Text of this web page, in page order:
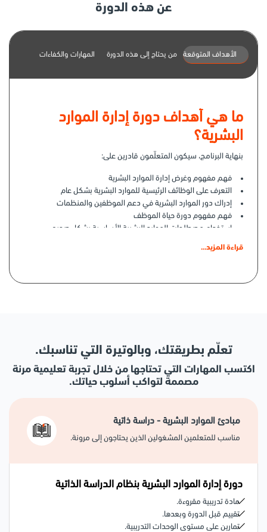
عن هذه الدورة
الأهداف المتوقعة من يحتاج إلى هذه الدورة المهارات والكفاءات
ما هي أهداف دورة إدارة الموارد
البشرية؟
بنهاية البرنامج، سيكون المتعلّمون قادرين على:
فهم مفهوم وغرض إدارة الموارد البشرية
التعرف على الوظائف الرئيسية للموارد البشرية بشكل عام
إدراك دور الموارد البشرية في دعم الموظفين والمنظمات
فهم مفهوم دورة حياة الموظف
استخدام مصطلحات الموارد البشرية الأساسية بشكل صحيح
قراءة المزيد...
تعلّم بطريقتك، وبالوتيرة التي تناسبك.
اكتسب المهارات التي تحتاجها من خلال تجربة تعليمية مرنة
مصممة لتواكب أسلوب حياتك.
مبادئ الموارد البشرية - دراسة ذاتية
مناسب للمتعلمين المشغولين الذين يحتاجون إلى مرونة.
دورة إدارة الموارد البشرية بنظام الدراسة الذاتية
مادة تدريبية مقروءة.
تقييم قبل الدورة وبعدها.
تمارين على مستوى الوحدات التدريبية.